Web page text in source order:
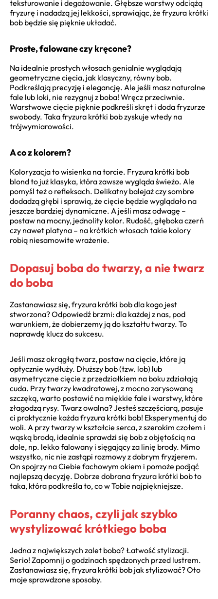
teksturowanie i degażowanie. Głębsze warstwy odciążą
fryzurę i nadadzą jej lekkości, sprawiając, że fryzura krótki
bob będzie się pięknie układać.
Proste, falowane czy kręcone?
Na idealnie prostych włosach genialnie wyglądają
geometryczne cięcia, jak klasyczny, równy bob.
Podkreślają precyzję i elegancję. Ale jeśli masz naturalne
fale lub loki, nie rezygnuj z boba! Wręcz przeciwnie.
Warstwowe cięcie pięknie podkreśli skręt i doda fryzurze
swobody. Taka fryzura krótki bob zyskuje wtedy na
trójwymiarowości.
A co z kolorem?
Koloryzacja to wisienka na torcie. Fryzura krótki bob
blond to już klasyka, która zawsze wygląda świeżo. Ale
pomyśl też o refleksach. Delikatny balejaż czy sombre
dodadzą głębi i sprawią, że cięcie będzie wyglądało na
jeszcze bardziej dynamiczne. A jeśli masz odwagę –
postaw na mocny, jednolity kolor. Rudość, głęboka czerń
czy nawet platyna – na krótkich włosach takie kolory
robią niesamowite wrażenie.
Dopasuj boba do twarzy, a nie twarz
do boba
Zastanawiasz się, fryzura krótki bob dla kogo jest
stworzona? Odpowiedź brzmi: dla każdej z nas, pod
warunkiem, że dobierzemy ją do kształtu twarzy. To
naprawdę klucz do sukcesu.
Jeśli masz okrągłą twarz, postaw na cięcie, które ją
optycznie wydłuży. Dłuższy bob (tzw. lob) lub
asymetryczne cięcie z przedziałkiem na boku zdziałają
cuda. Przy twarzy kwadratowej, z mocno zarysowaną
szczęką, warto postawić na miękkie fale i warstwy, które
złagodzą rysy. Twarz owalna? Jesteś szczęściarą, pasuje
ci praktycznie każda fryzura krótki bob! Eksperymentuj do
woli. A przy twarzy w kształcie serca, z szerokim czołem i
wąską brodą, idealnie sprawdzi się bob z objętością na
dole, np. lekko falowany i sięgający za linię brody. Mimo
wszystko, nic nie zastąpi rozmowy z dobrym fryzjerem.
On spojrzy na Ciebie fachowym okiem i pomoże podjąć
najlepszą decyzję. Dobrze dobrana fryzura krótki bob to
taka, która podkreśla to, co w Tobie najpiękniejsze.
Poranny chaos, czyli jak szybko
wystylizować krótkiego boba
Jedna z największych zalet boba? Łatwość stylizacji.
Serio! Zapomnij o godzinach spędzonych przed lustrem.
Zastanawiasz się, fryzura krótki bob jak stylizować? Oto
moje sprawdzone sposoby.